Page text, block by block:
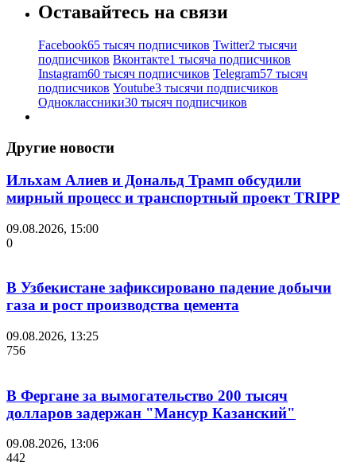
Оставайтесь на связи
Facebook65 тысяч подписчиков Twitter2 тысячи
подписчиков Вконтакте1 тысяча подписчиков
Instagram60 тысяч подписчиков Telegram57 тысяч
подписчиков Youtube3 тысячи подписчиков
Одноклассники30 тысяч подписчиков
Другие новости
Ильхам Алиев и Дональд Трамп обсудили
мирный процесс и транспортный проект TRIPP
09.08.2026, 15:00
0
В Узбекистане зафиксировано падение добычи
газа и рост производства цемента
09.08.2026, 13:25
756
В Фергане за вымогательство 200 тысяч
долларов задержан "Мансур Казанский"
09.08.2026, 13:06
442